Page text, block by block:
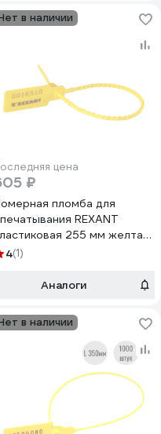
в наличии
цена
₽
пломба для
REXANT
255 мм желтая
шт 07-6122
4(1)
Аналоги
в наличии